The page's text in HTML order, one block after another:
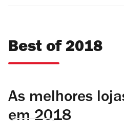
Best of 2018
As melhores
em 2018